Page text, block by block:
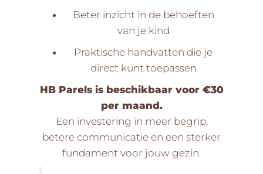
Beter inzicht in de behoeften
van je kind
Praktische handvatten die je
direct kunt toepassen
HB Parels is beschikbaar voor €30
per maand.
Een investering in meer begrip,
betere communicatie en een sterker
fundament voor jouw gezin.